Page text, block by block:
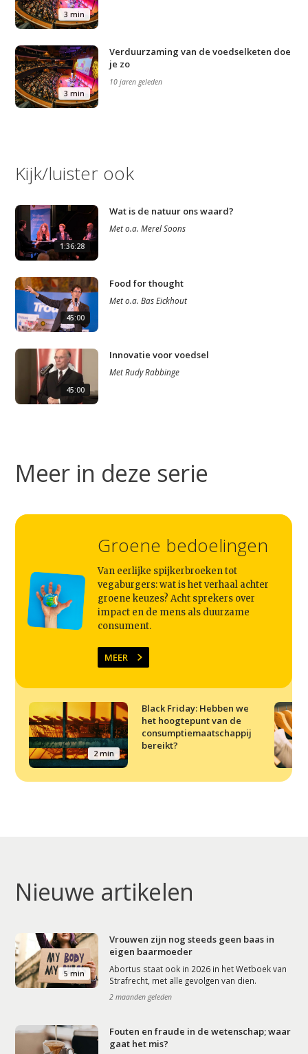
Video
Podcast
3 min
3 min
Verduurzaming van de voedselketen doe
je zo
10 jaren geleden
Kijk/luister ook
1:36:28
Wat is de natuur ons waard?
Meto.a.Merel Soons
45:00
Food for thought
Meto.a.Bas Eickhout
45:00
Innovatie voor voedsel
MetRudy Rabbinge
Meer in deze serie
Groene bedoelingen
Van eerlijke spijkerbroeken tot
vegaburgers: wat is het verhaal achter
groene keuzes? Acht sprekers over
impact en de mens als duurzame
consument.
MEER
2 min
Black Friday: Hebben we
het hoogtepunt van de
consumptiemaatschappij
bereikt?
Nieuwe artikelen
5 min
Vrouwen zijn nog steeds geen baas in
eigen baarmoeder
Abortus staat ook in 2026 in het Wetboek van
Strafrecht, met alle gevolgen van dien.
2 maanden geleden
Fouten en fraude in de wetenschap; waar
gaat het mis?